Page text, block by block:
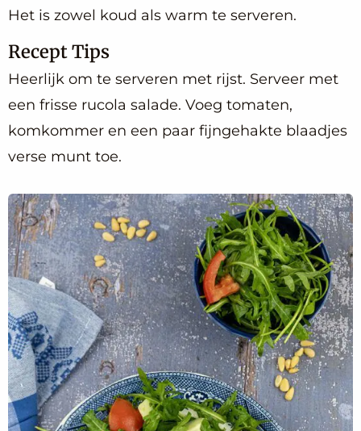
Het is zowel koud als warm te serveren.
Recept Tips
Heerlijk om te serveren met rijst. Serveer met
een frisse rucola salade. Voeg tomaten,
komkommer en een paar fijngehakte blaadjes
verse munt toe.